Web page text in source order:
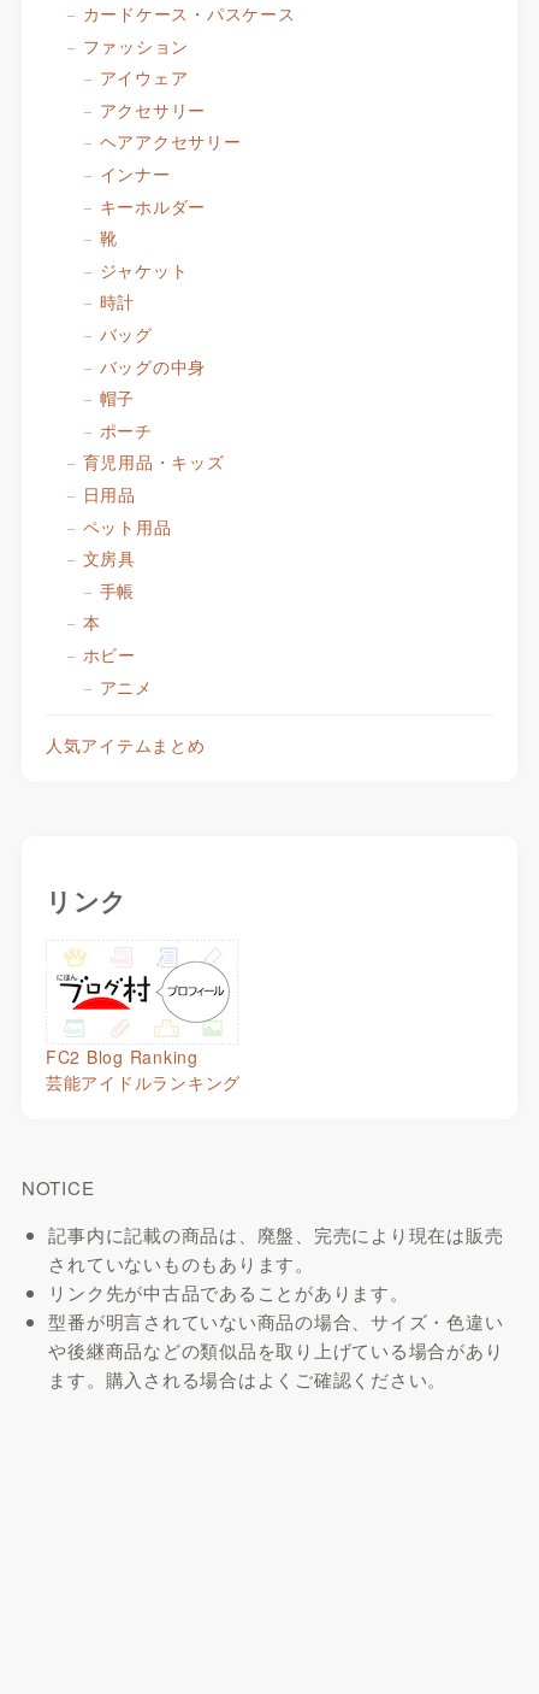
カードケース・パスケース
ファッション
アイウェア
アクセサリー
ヘアアクセサリー
インナー
キーホルダー
靴
ジャケット
時計
バッグ
バッグの中身
帽子
ポーチ
育児用品・キッズ
日用品
ペット用品
文房具
手帳
本
ホビー
アニメ
人気アイテムまとめ
リンク
FC2 Blog Ranking
芸能アイドルランキング
NOTICE
記事内に記載の商品は、廃盤、完売により現在は販売
されていないものもあります。
リンク先が中古品であることがあります。
型番が明言されていない商品の場合、サイズ・色違い
や後継商品などの類似品を取り上げている場合があり
ます。購入される場合はよくご確認ください。